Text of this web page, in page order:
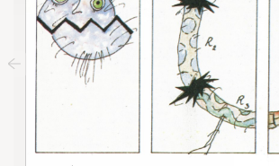
1989
1990
1991
1992
1993
1994
1995
1996
1997
1998
2001
2002